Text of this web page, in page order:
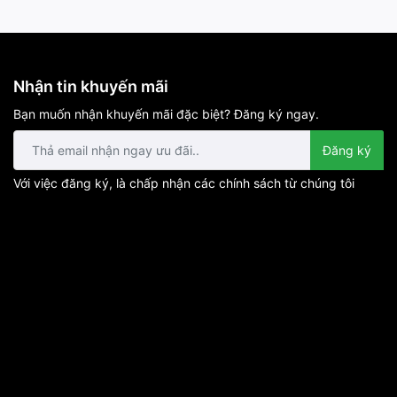
Nhận tin khuyến mãi
Bạn muốn nhận khuyến mãi đặc biệt? Đăng ký ngay.
Đăng ký
Với việc đăng ký, là chấp nhận các chính sách từ chúng tôi